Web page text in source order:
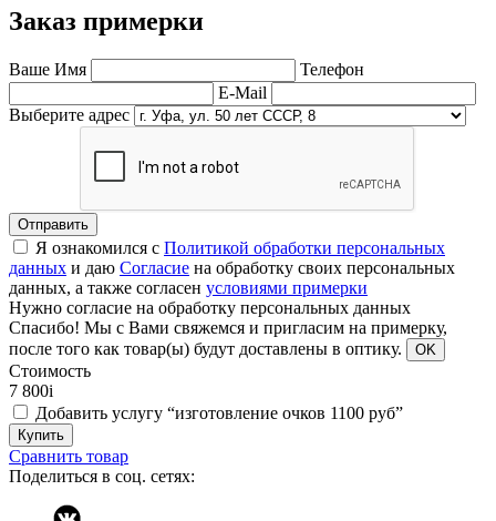
Заказ примерки
Ваше Имя
Телефон
E-Mail
Выберите адрес
Отправить
Я ознакомился с Политикой обработки персональных
данных и даю Согласие на обработку своих персональных
данных, а также согласен условиями примерки
Нужно согласие на обработку персональных данных
Спасибо! Мы с Вами свяжемся и пригласим на примерку,
после того как товар(ы) будут доставлены в оптику.
OK
Стоимость
7 800i
Добавить услугу “изготовление очков 1100 руб”
Купить
Сравнить товар
Поделиться в соц. сетях: